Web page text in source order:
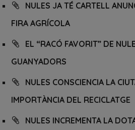
NULES JA TÉ CARTELL
FIRA AGRÍCOLA
EL “RACÓ FAVORIT” DE
GUANYADORS
NULES CONSCIENCIA LA
IMPORTÀNCIA DEL RECICLATGE
NULES INCREMENTA LA